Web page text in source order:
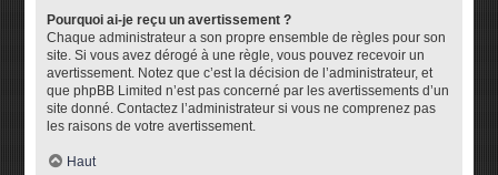
Pourquoi ai-je reçu un avertissement ?
Chaque administrateur a son propre ensemble de règles pour son
site. Si vous avez dérogé à une règle, vous pouvez recevoir un
avertissement. Notez que c’est la décision de l’administrateur, et
que phpBB Limited n’est pas concerné par les avertissements d’un
site donné. Contactez l’administrateur si vous ne comprenez pas
les raisons de votre avertissement.
Haut